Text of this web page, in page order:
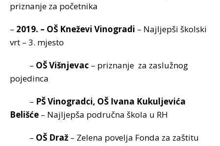
priznanje za početnika
– 2019. – OŠ Kneževi Vinogradi – Najljepši školski
vrt – 3. mjesto
– OŠ Višnjevac – priznanje za zaslužnog
pojedinca
– PŠ Vinogradci, OŠ Ivana Kukuljevića
Belišće – Najljepša područna škola u RH
– OŠ Draž – Zelena povelja Fonda za zaštitu